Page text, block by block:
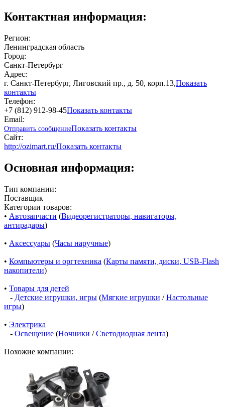
Контактная информация:
Регион:
Ленинградская область
Город:
Санкт-Петербург
Адрес:
г. Санкт-Петербург, Лиговский пр., д. 50, корп.13,Показать
контакты
Телефон:
+7 (812) 912-98-45Показать контакты
Email:
Отправить сообщениеПоказать контакты
Сайт:
http://ozimart.ru/Показать контакты
Основная информация:
Тип компании:
Поставщик
Категории товаров:
• Автозапчасти (Видеорегистраторы, навигаторы,
антирадары)
• Аксессуары (Часы наручные)
• Компьютеры и оргтехника (Карты памяти, диски, USB-Flash
накопители)
• Товары для детей
- Детские игрушки, игры (Мягкие игрушки /Настольные
игры)
• Электрика
- Освещение (Ночники /Светодиодная лента)
Похожие компании: